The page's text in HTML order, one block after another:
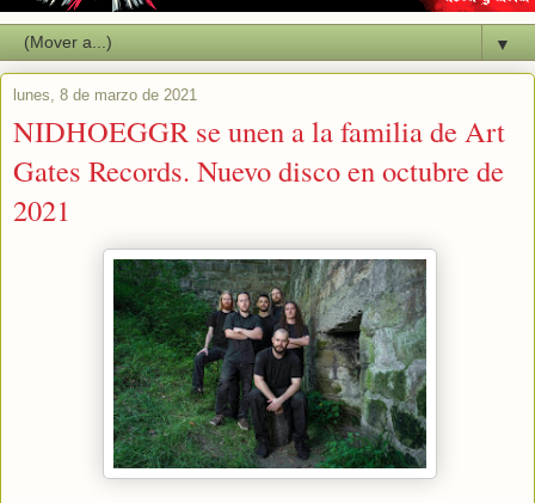
▼
lunes, 8 de marzo de 2021
NIDHOEGGR se unen a la familia de Art
Gates Records. Nuevo disco en octubre de
2021